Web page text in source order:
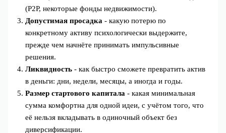
(P2P, некоторые фонды недвижимости).
Допустимая просадка - какую потерю по
конкретному активу психологически выдержите,
прежде чем начнёте принимать импульсивные
решения.
Ликвидность - как быстро сможете превратить актив
в деньги: дни, недели, месяцы, а иногда и годы.
Размер стартового капитала - какая минимальная
сумма комфортна для одной идеи, с учётом того, что
её нельзя вкладывать в одиночный объект без
диверсификации.